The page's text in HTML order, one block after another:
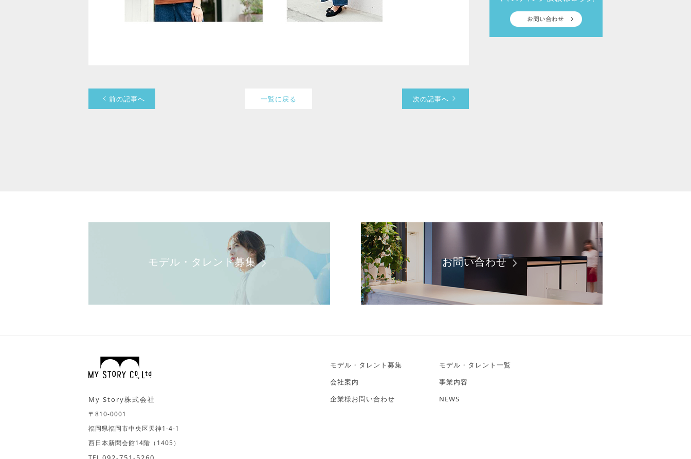
一覧に戻る
前の記事へ 次の記事へ
モデル・タレント募集 お問い合わせ
My Story株式会社
〒810-0001
福岡県福岡市中央区天神1-4-1
西日本新聞会館14階（1405）
モデル・タレント募集
モデル・タレント一覧
会社案内
事業内容
企業様お問い合わせ
NEWS